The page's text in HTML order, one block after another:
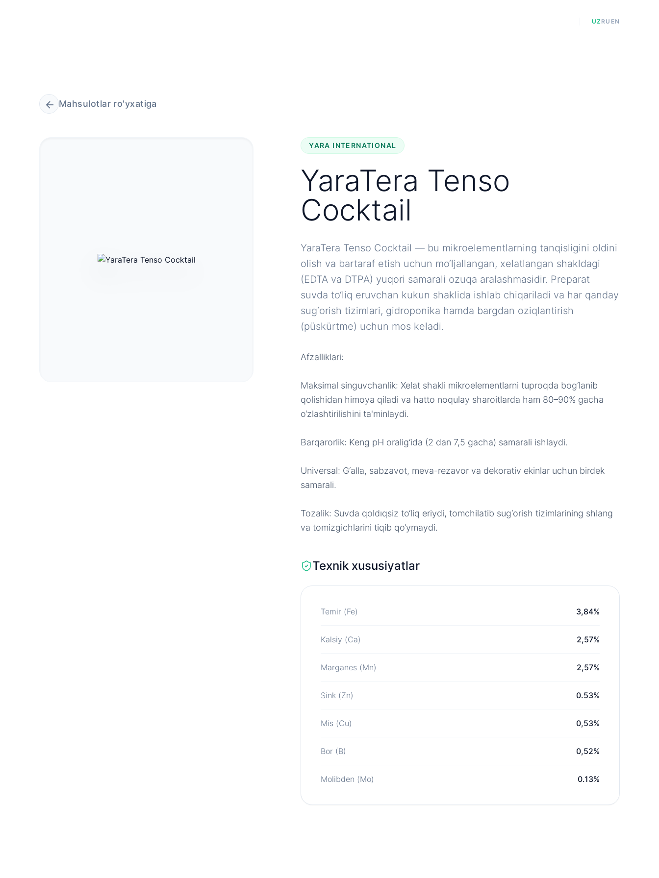
UZRU EN
Mahsulotlar ro'yxatiga
YARA INTERNATIONAL
YaraTera Tenso
Cocktail
YaraTera Tenso Cocktail — bu mikroelementlarning tanqisligini oldini
olish va bartaraf etish uchun mo‘ljallangan, xelatlangan shakldagi
(EDTA va DTPA) yuqori samarali ozuqa aralashmasidir. Preparat
suvda to‘liq eruvchan kukun shaklida ishlab chiqariladi va har qanday
sug‘orish tizimlari, gidroponika hamda bargdan oziqlantirish
(püskürtme) uchun mos keladi.
Afzalliklari:
Maksimal singuvchanlik: Xelat shakli mikroelementlarni tuproqda bog‘lanib
qolishidan himoya qiladi va hatto noqulay sharoitlarda ham 80–90% gacha
o‘zlashtirilishini ta'minlaydi.
Barqarorlik: Keng pH oralig‘ida (2 dan 7,5 gacha) samarali ishlaydi.
Universal: G‘alla, sabzavot, meva-rezavor va dekorativ ekinlar uchun birdek
samarali.
Tozalik: Suvda qoldıqsiz to‘liq eriydi, tomchilatib sug‘orish tizimlarining shlang
va tomizgichlarini tiqib qo‘ymaydi.
Texnik xususiyatlar
Temir (Fe) 3,84%
Kalsiy (Ca) 2,57%
Marganes (Mn) 2,57%
Sink (Zn) 0.53%
Mis (Cu) 0,53%
Bor (B) 0,52%
Molibden (Mo) 0.13%